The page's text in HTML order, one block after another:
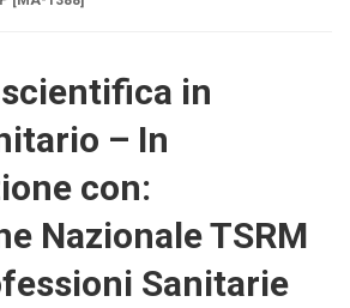
in
– In
con:
Nazionale TSRM
Sanitarie